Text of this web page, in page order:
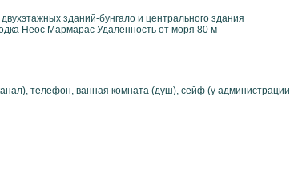
зданий-бунгало и центрального здания
Неос Мармарас Удалённость от моря 80 м
телефон, ванная комната (душ), сейф (у администрации